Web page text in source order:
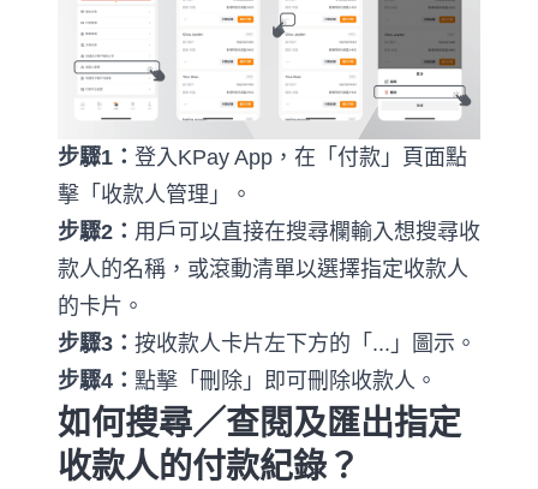
步驟1 ： 登入 KPay App ，在「付款」頁面點
擊「收款人管理」。
步驟2 ： 用戶可以直接在搜尋欄輸入想搜尋收
款人的名稱，或滾動清單以選擇指定收款人
的卡片。
步驟3 ： 按收款人卡片左下方的「 ... 」圖示。
步驟4 ： 點擊「刪除」即可刪除收款人。
如何搜尋／查閱及匯出指定
收款人的付款紀錄？